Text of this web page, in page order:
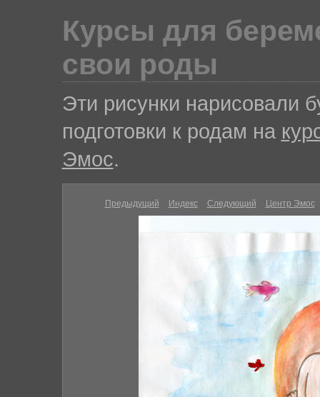
Курсы для
свои роды
Эти рисунки нарисовали
подготовки к родам на
Эмос.
Предыдущий Индекс Следующий Центр Эмос